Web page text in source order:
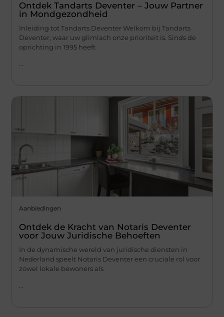
Ontdek Tandarts Deventer – Jouw Partner
in Mondgezondheid
Inleiding tot Tandarts Deventer Welkom bij Tandarts
Deventer, waar uw glimlach onze prioriteit is. Sinds de
oprichting in 1995 heeft
...
Aanbiedingen
Ontdek de Kracht van Notaris Deventer
voor Jouw Juridische Behoeften
In de dynamische wereld van juridische diensten in
Nederland speelt Notaris Deventer een cruciale rol voor
zowel lokale bewoners als